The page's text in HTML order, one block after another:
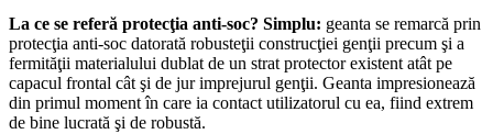
La ce se referă protecţia anti-soc? Simplu: geanta se remarcă prin
protecţia anti-soc datorată robusteţii construcţiei genţii precum şi a
fermităţii materialului dublat de un strat protector existent atât pe
capacul frontal cât şi de jur imprejurul genţii. Geanta impresionează
din primul moment în care ia contact utilizatorul cu ea, fiind extrem
de bine lucrată şi de robustă.